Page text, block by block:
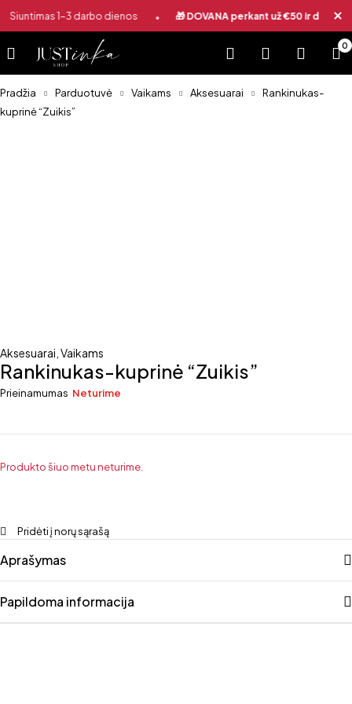
Siuntimas 1-3 darbo dienos • 🎁 DOVANA perkant už €50 ir daugiau
0
Pradžia Parduotuvė Vaikams Aksesuarai
Rankinukas-
kuprinė “Zuikis”
Aksesuarai Vaikams
Rankinukas-kuprinė “Zuikis”
Prieinamumas Neturime
Produkto šiuo metu neturime.
Pridėti į norų sąrašą
Aprašymas
Papildoma informacija